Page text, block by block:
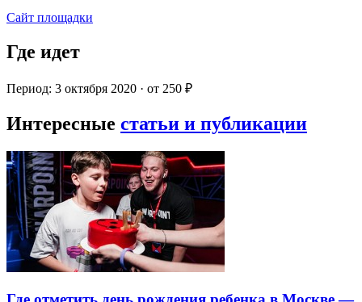
Сайт площадки
Где идет
Период: 3 октября 2020 · от 250 ₽
Интересные статьи и публикации